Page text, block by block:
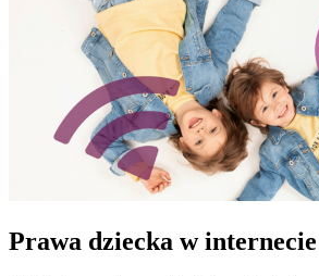
Prawa dziecka w internecie